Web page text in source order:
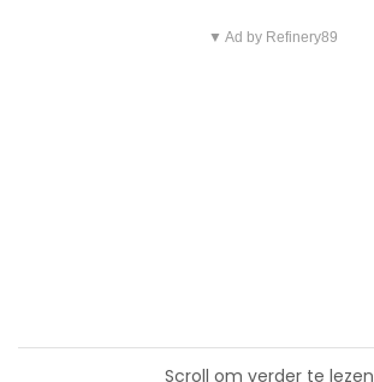
▼ Ad by Refinery89
Scroll om verder te lezen